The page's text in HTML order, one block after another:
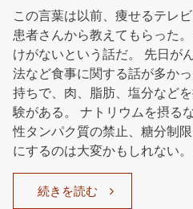
この言葉は以前、痩せるテレ
患者さんから教えてもらった
けがないという話だ。 先日が
法など食事に関する話が多か
持ちで、肉、脂肪、塩分など
験がある。 ナトリウムを摂る
性タンパク質の禁止、糖分制
にするのは大変かもしれない
続きを読む